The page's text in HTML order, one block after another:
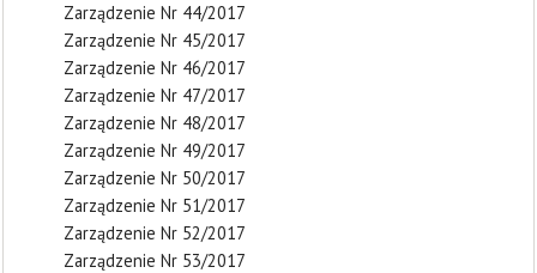
Zarządzenie Nr 44/2017
Zarządzenie Nr 45/2017
Zarządzenie Nr 46/2017
Zarządzenie Nr 47/2017
Zarządzenie Nr 48/2017
Zarządzenie Nr 49/2017
Zarządzenie Nr 50/2017
Zarządzenie Nr 51/2017
Zarządzenie Nr 52/2017
Zarządzenie Nr 53/2017